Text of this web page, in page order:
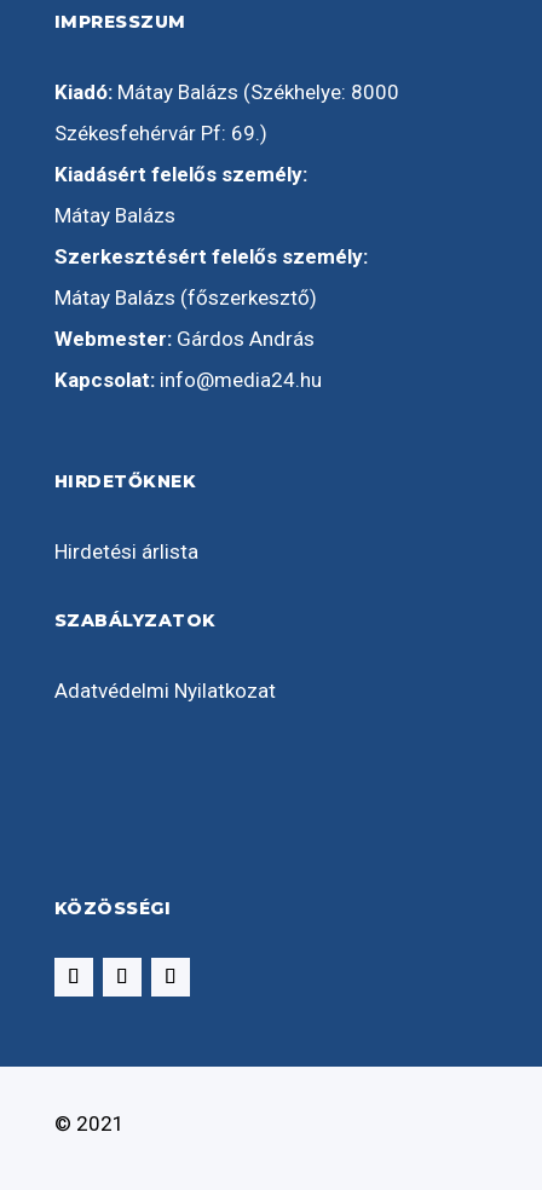
IMPRESSZUM
Kiadó:Mátay Balázs (Székhelye: 8000
Székesfehérvár Pf: 69.)
Kiadásért felelős személy:
Mátay Balázs
Szerkesztésért felelős személy:
Mátay Balázs (főszerkesztő)
Webmester:Gárdos András
Kapcsolat: info@media24.hu
HIRDETŐKNEK
Hirdetési árlista
SZABÁLYZATOK
Adatvédelmi Nyilatkozat
KÖZÖSSÉGI
© 2021